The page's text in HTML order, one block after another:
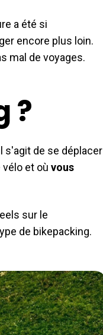
a été si
encore plus loin.
mal de voyages.
?
s'agit de se déplacer
et où vous
sur le
de bikepacking.